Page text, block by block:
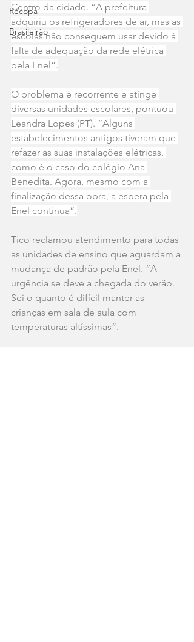
Recopa
Brasileirão
Centro da cidade. “A prefeitura
adquiriu os refrigeradores de ar, mas as
escolas não conseguem usar devido à
falta de adequação da rede elétrica
pela Enel”.
O problema é recorrente e atinge
diversas unidades escolares, pontuou
Leandra Lopes (PT). “Alguns
estabelecimentos antigos tiveram que
refazer as suas instalações elétricas,
como é o caso do colégio Ana
Benedita. Agora, mesmo com a
finalização dessa obra, a espera pela
Enel continua”.
Tico reclamou atendimento para todas
as unidades de ensino que aguardam a
mudança de padrão pela Enel. “A
urgência se deve a chegada do verão.
Sei o quanto é difícil manter as
crianças em sala de aula com
temperaturas altíssimas”.